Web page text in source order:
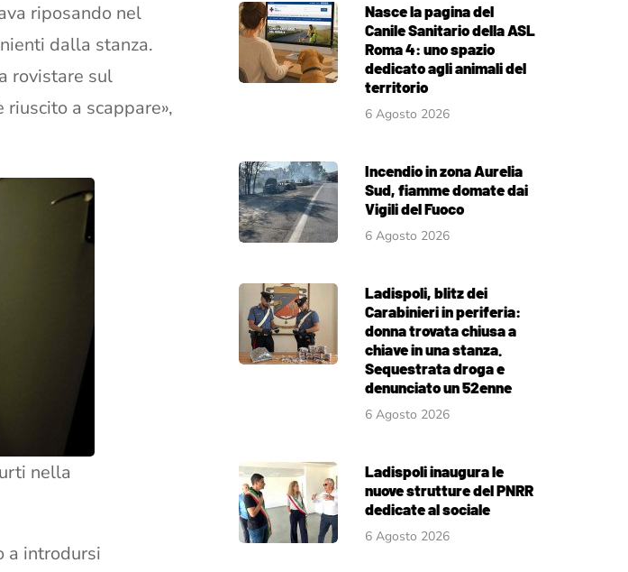
riposando nel
dalla stanza.
rovistare sul
a scappare»,
nella
a introdursi
Nasce la pagina del
Canile Sanitario della ASL
Roma 4: uno spazio
dedicato agli animali del
territorio
6 Agosto 2026
Incendio in zona Aurelia
Sud, fiamme domate dai
Vigili del Fuoco
6 Agosto 2026
Ladispoli, blitz dei
Carabinieri in periferia:
donna trovata chiusa a
chiave in una stanza.
Sequestrata droga e
denunciato un 52enne
6 Agosto 2026
Ladispoli inaugura le
nuove strutture del PNRR
dedicate al sociale
6 Agosto 2026